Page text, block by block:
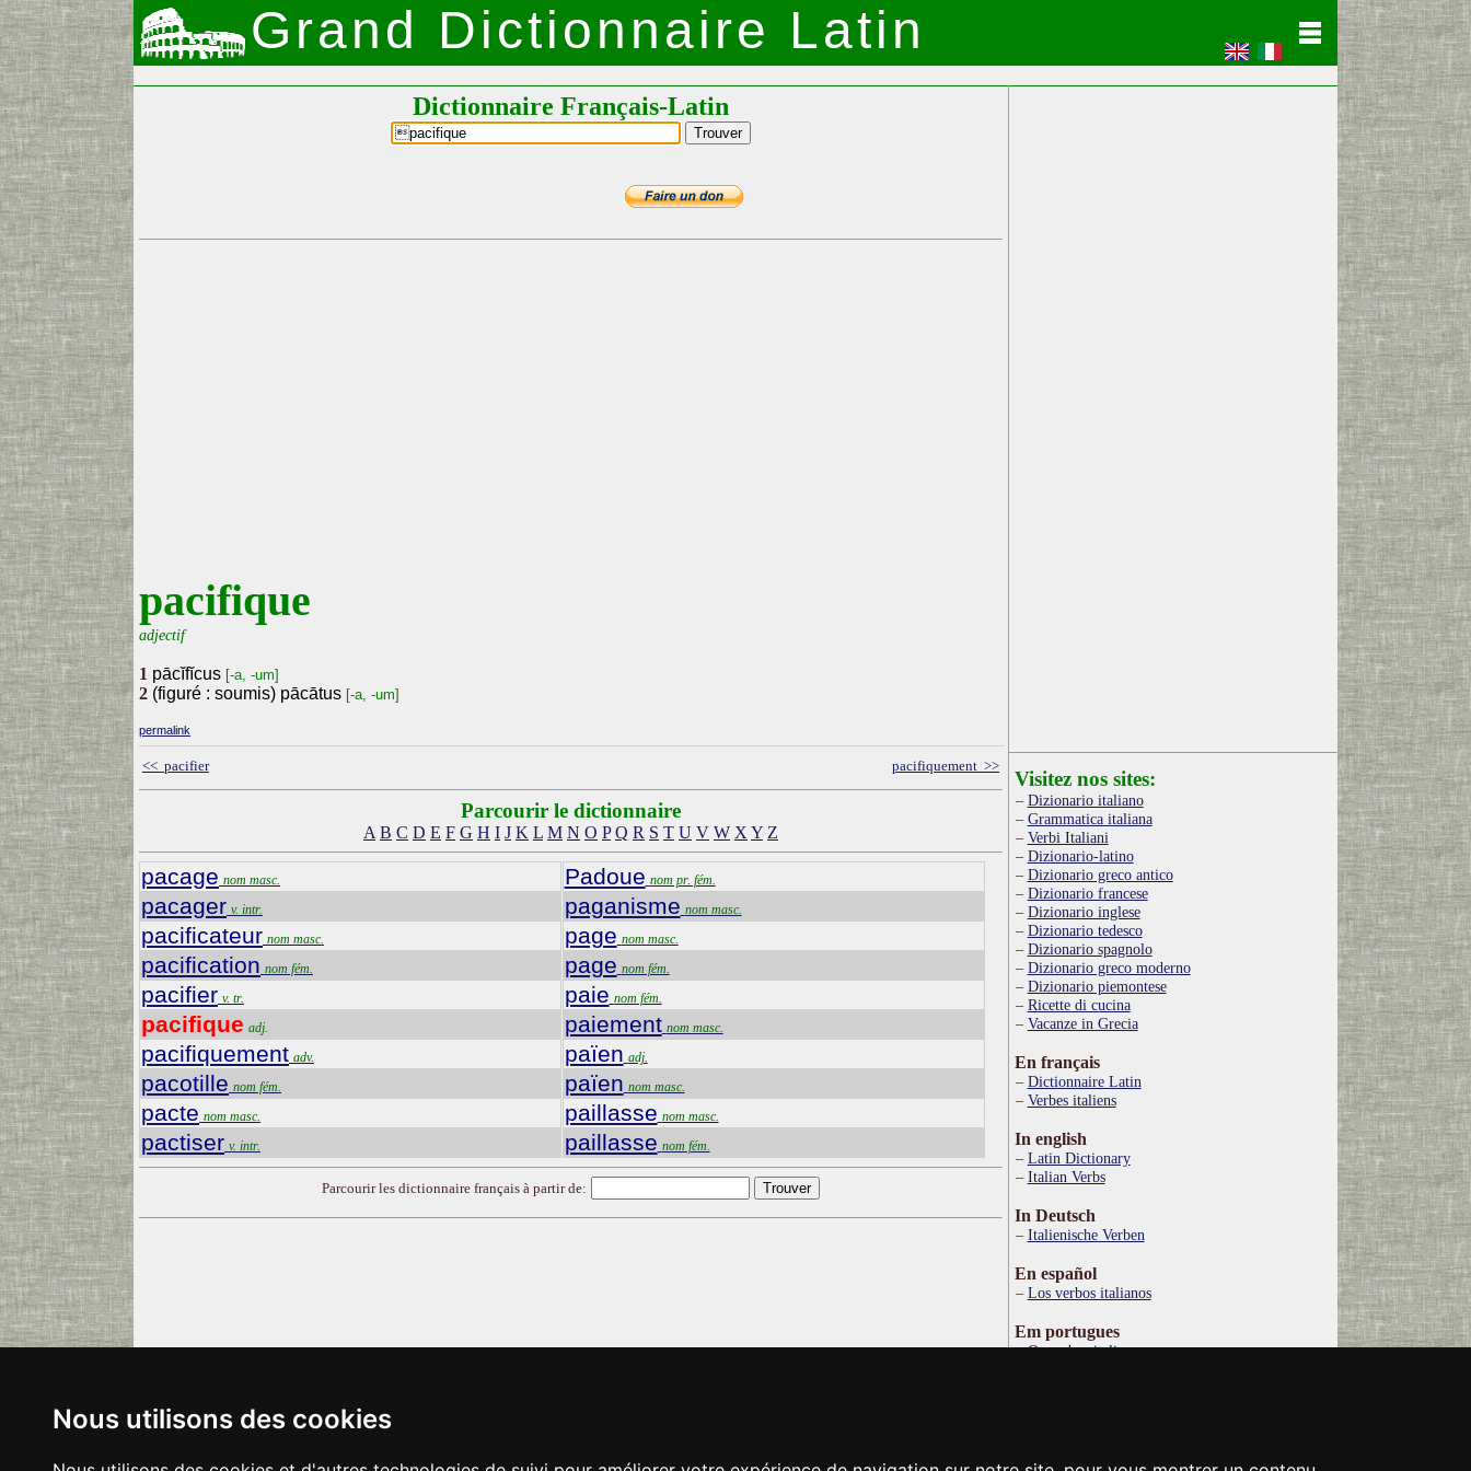
Nous utilisons des cookies
Grand Dictionnaire Latin
Dictionnaire Français-Latin
pacifique
adjectif
1 pācĭfĭcus [-a, -um]
2 (figuré : soumis) pācātus [-a, -um]
permalink
<< pacifier pacifiquement >>
Parcourir le dictionnaire
A B C D E F G H I J K L M N O P Q R S T U V W X Y Z
pacage nom masc.
pacager v. intr.
pacificateur nom masc.
pacification nom fém.
pacifier v. tr.
pacifique adj.
pacifiquement adv.
pacotille nom fém.
pacte nom masc.
pactiser v. intr.
Padoue nom pr. fém.
paganisme nom masc.
page nom masc.
page nom fém.
paie nom fém.
paiement nom masc.
païen adj.
païen nom masc.
paillasse nom masc.
paillasse nom fém.
Parcourir les dictionnaire français à partir de:
Visitez nos sites:
Dizionario italiano
Grammatica italiana
Verbi Italiani
Dizionario-latino
Dizionario greco antico
Dizionario francese
Dizionario inglese
Dizionario tedesco
Dizionario spagnolo
Dizionario greco moderno
Dizionario piemontese
Ricette di cucina
Vacanze in Grecia
En français
Dictionnaire Latin
Verbes italiens
In english
Latin Dictionary
Italian Verbs
In Deutsch
Italienische Verben
En español
Los verbos italianos
Em portugues
Os verbos italianos
Ιταλικό Λεξικό